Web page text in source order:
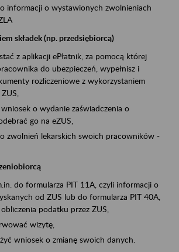
informacji o wystawionych zwolnieniach
składek (np. przedsiębiorcą)
z aplikacji ePłatnik, za pomocą której
do ubezpieczeń, wypełnisz i
rozliczeniowe z wykorzystaniem
wniosek o wydanie zaświadczenia o
go na eZUS,
zwolnień lekarskich swoich pracowników -
do formularza PIT 11A, czyli informacji o
od ZUS lub do formularza PIT 40A,
podatku przez ZUS,
wizytę,
wniosek o zmianę swoich danych.